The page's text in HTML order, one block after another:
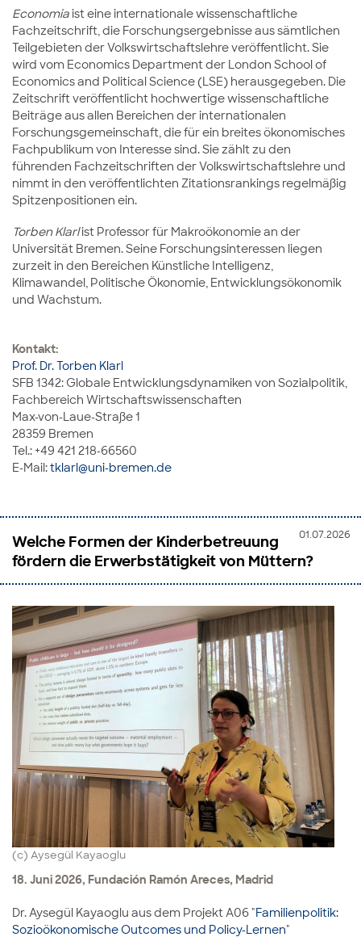
Economia ist eine internationale wissenschaftliche
Fachzeitschrift, die Forschungsergebnisse aus sämtlichen
Teilgebieten der Volkswirtschaftslehre veröffentlicht. Sie
wird vom Economics Department der London School of
Economics and Political Science (LSE) herausgegeben. Die
Zeitschrift veröffentlicht hochwertige wissenschaftliche
Beiträge aus allen Bereichen der internationalen
Forschungsgemeinschaft, die für ein breites ökonomisches
Fachpublikum von Interesse sind.Sie zählt zu den
führenden Fachzeitschriften der Volkswirtschaftslehre und
nimmt in den veröffentlichten Zitationsrankings regelmäßig
Spitzenpositionen ein.
Torben Klarlist Professor für Makroökonomie an der
Universität Bremen. Seine Forschungsinteressen liegen
zurzeit in den Bereichen Künstliche Intelligenz,
Klimawandel, Politische Ökonomie, Entwicklungsökonomik
und Wachstum.
Kontakt:
Prof. Dr. Torben Klarl
SFB 1342: Globale Entwicklungsdynamiken von Sozialpolitik,
Fachbereich Wirtschaftswissenschaften
Max-von-Laue-Straße 1
28359 Bremen
Tel.: +49 421 218-66560
E-Mail:tklarl@uni-bremen.de
01.07.2026
Welche Formen der Kinderbetreuung
fördern die Erwerbstätigkeit von Müttern?
(c) Aysegül Kayaoglu
18. Juni 2026, Fundación Ramón Areces, Madrid
Dr. Aysegül Kayaoglu aus dem Projekt A06 "Familienpolitik:
Sozioökonomische Outcomes und Policy-Lernen"